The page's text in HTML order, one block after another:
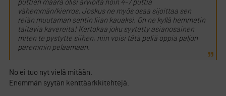
puttien määrä olisi arviolta noin 4-7 puttia
vähemmän/kierros. Joskus ne myös osaa sijoittaa sen
reiän muutaman sentin liian kauaksi. On ne kyllä hemmetin
taitavia kavereita! Kertokaa joku syytetty asianosainen
miten te pystytte siihen, niin voisi tätä peliä oppia paljon
paremmin pelaamaan.
No ei tuo nyt vielä mitään.
Enemmän syytän kenttäarkkitehtejä.